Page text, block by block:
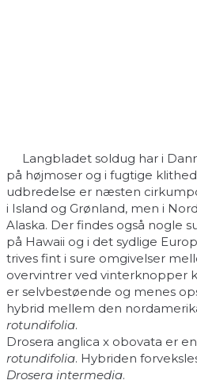
Langbladet soldug har i
på højmoser og i fugtige
udbredelse er næsten
i Island og Grønland, men i
Alaska. Der findes også nogle
på Hawaii og i det sydlige
trives fint i sure omgivelser
overvintrer ved vinterknopper
er selvbestøende og menes
hybrid mellem den
rotundifolia.
Drosera anglica x obovata er
rotundifolia. Hybriden
Drosera intermedia.